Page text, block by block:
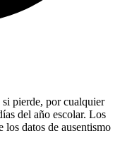
si pierde, por cualquier
del año escolar. Los
los datos de ausentismo